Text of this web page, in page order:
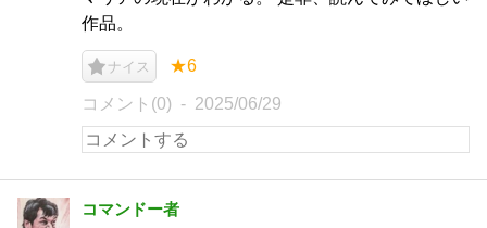
作品。
ナイス ★6
コメント(0) 2025/06/29
コマンドー者